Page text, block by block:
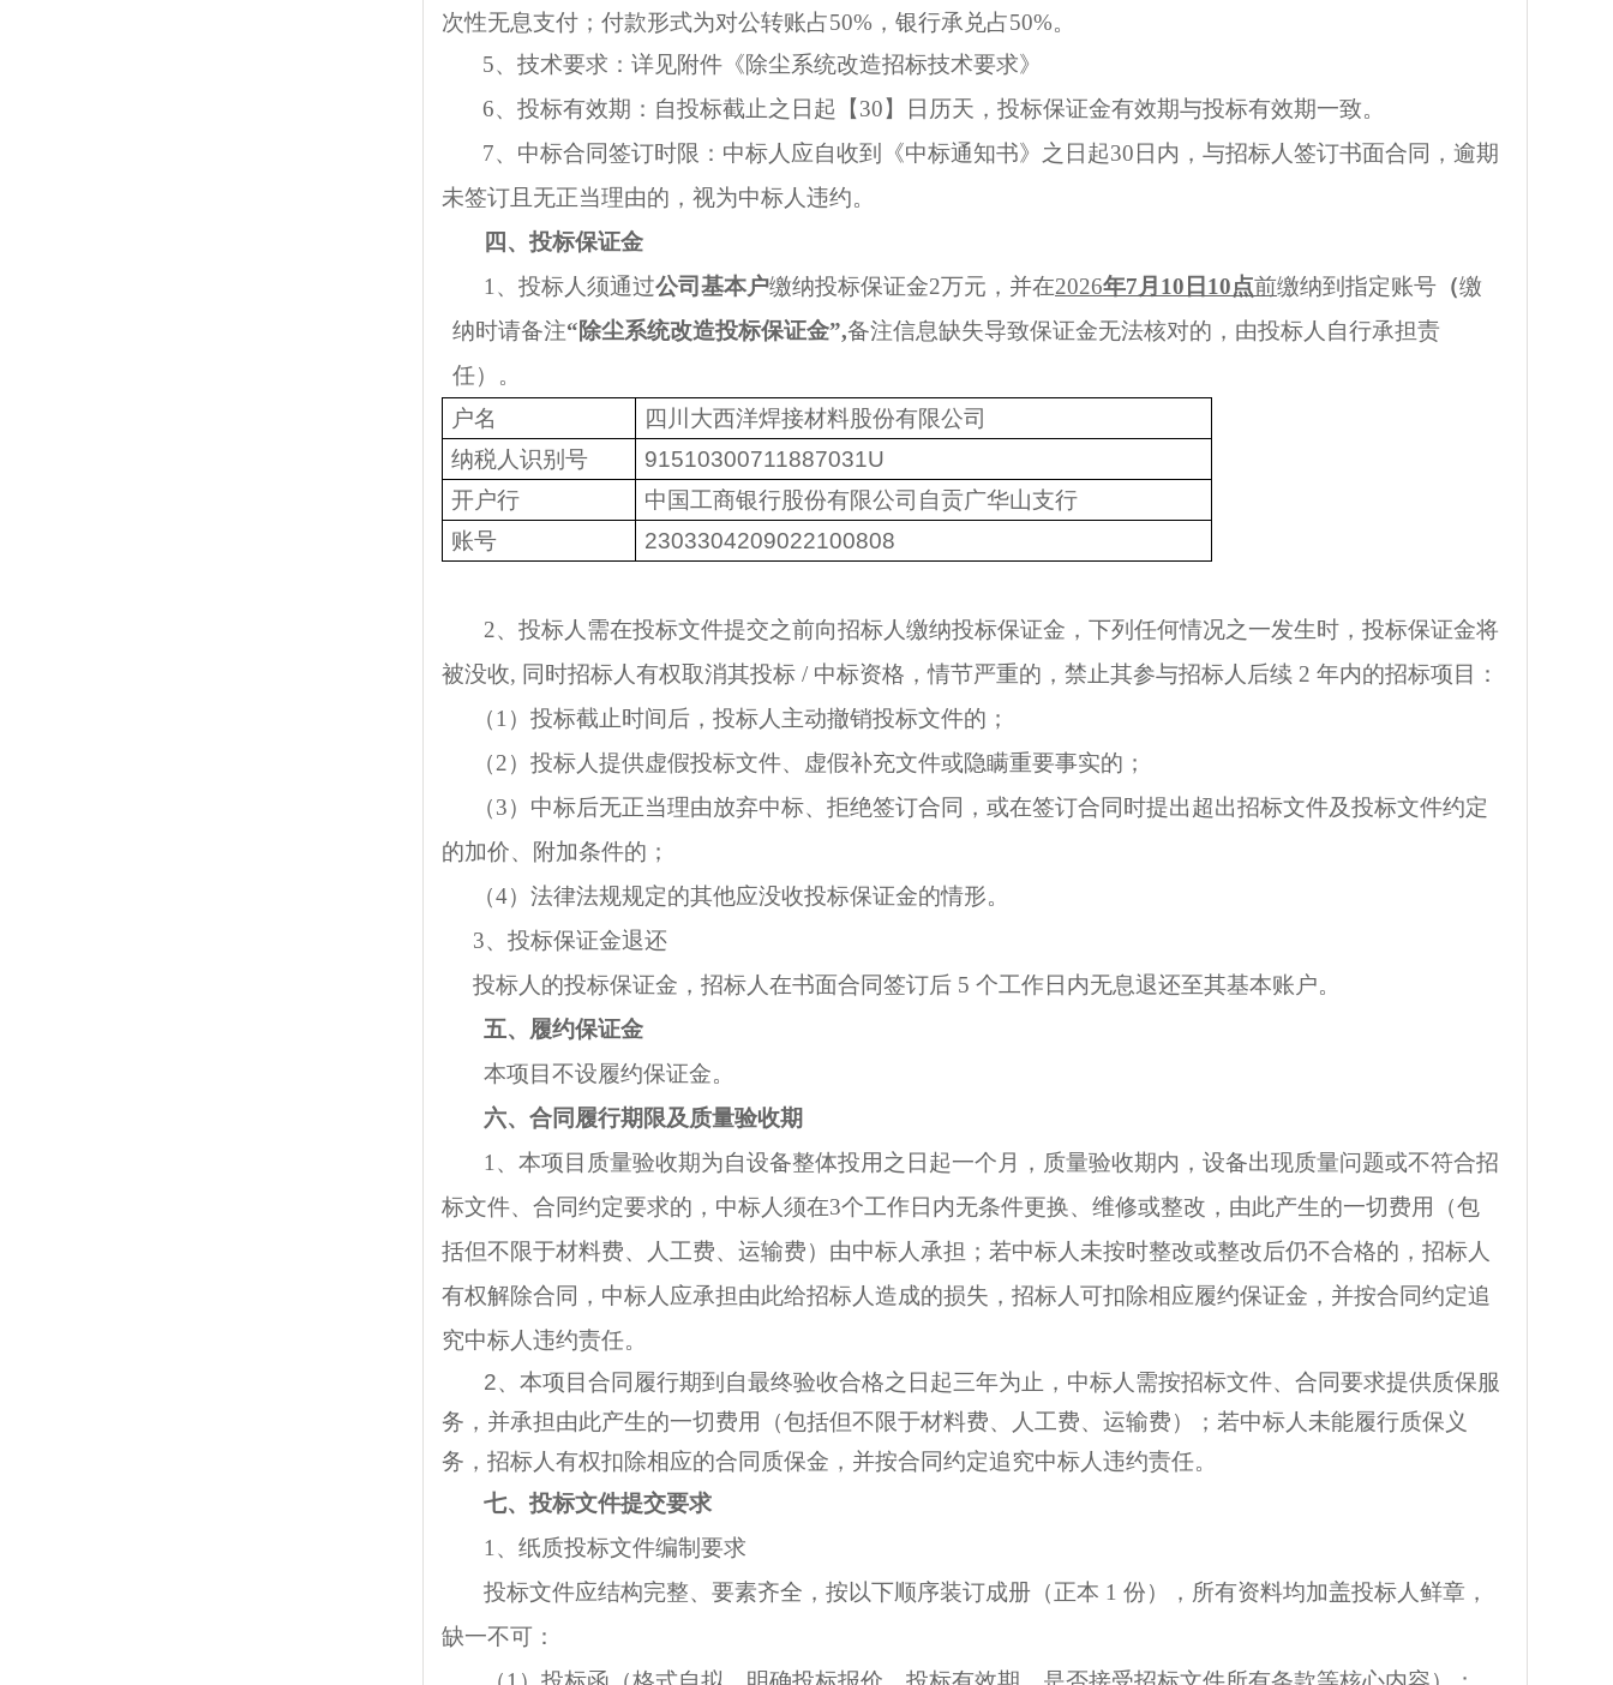
次性无息支付；付款形式为对公转账占50%，银行承兑占50%。
5、技术要求：详见附件《除尘系统改造招标技术要求》
6、投标有效期：自投标截止之日起【30】日历天，投标保证金有效期与投标有效期一致。
7、中标合同签订时限：中标人应自收到《中标通知书》之日起30日内，与招标人签订书面合同，逾期
未签订且无正当理由的，视为中标人违约。
四、投标保证金
1、投标人须通过公司基本户缴纳投标保证金2万元，并在2026年7月10日10点前缴纳到指定账号 （缴
纳时请备注“除尘系统改造投标保证金”,备注信息缺失导致保证金无法核对的，由投标人自行承担责
任）。
户名
四川大西洋焊接材料股份有限公司
纳税人识别号
91510300711887031U
开户行
中国工商银行股份有限公司自贡广华山支行
账号
2303304209022100808
2、投标人需在投标文件提交之前向招标人缴纳投标保证金，下列任何情况之一发生时，投标保证金将
被没收, 同时招标人有权取消其投标 / 中标资格，情节严重的，禁止其参与招标人后续 2 年内的招标项目：
（1）投标截止时间后，投标人主动撤销投标文件的；
（2）投标人提供虚假投标文件、虚假补充文件或隐瞒重要事实的；
（3）中标后无正当理由放弃中标、拒绝签订合同，或在签订合同时提出超出招标文件及投标文件约定
的加价、附加条件的；
（4）法律法规规定的其他应没收投标保证金的情形。
3、投标保证金退还
投标人的投标保证金，招标人在书面合同签订后 5 个工作日内无息退还至其基本账户。
五、履约保证金
本项目不设履约保证金。
六、合同履行期限及质量验收期
1、本项目质量验收期为自设备整体投用之日起一个月，质量验收期内，设备出现质量问题或不符合招
标文件、合同约定要求的，中标人须在3个工作日内无条件更换、维修或整改，由此产生的一切费用（包
括但不限于材料费、人工费、运输费）由中标人承担；若中标人未按时整改或整改后仍不合格的，招标人
有权解除合同，中标人应承担由此给招标人造成的损失，招标人可扣除相应履约保证金，并按合同约定追
究中标人违约责任。
2、本项目合同履行期到自最终验收合格之日起三年为止，中标人需按招标文件、合同要求提供质保服
务，并承担由此产生的一切费用（包括但不限于材料费、人工费、运输费）；若中标人未能履行质保义
务，招标人有权扣除相应的合同质保金，并按合同约定追究中标人违约责任。
七、投标文件提交要求
1、纸质投标文件编制要求
投标文件应结构完整、要素齐全，按以下顺序装订成册（正本 1 份），所有资料均加盖投标人鲜章，
缺一不可：